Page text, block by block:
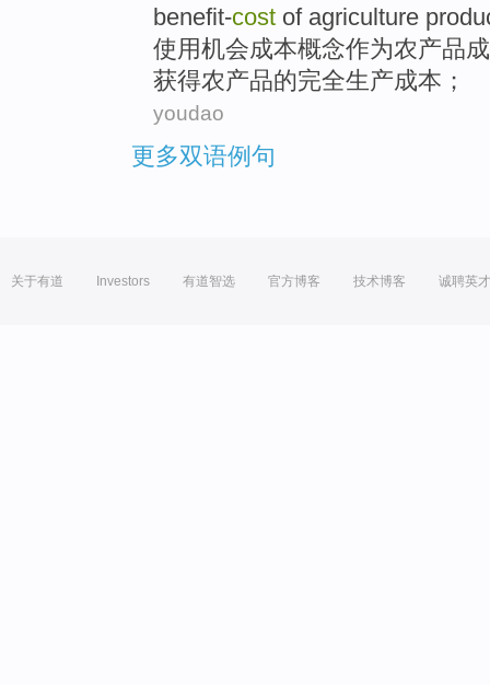
benefit-cost of agriculture
使用机会成本概念作为农产品
获得农产品的完全生产成本；
youdao
更多双语例句
关于有道 Investors 有道智选 官方博客 技术博客 诚聘英才